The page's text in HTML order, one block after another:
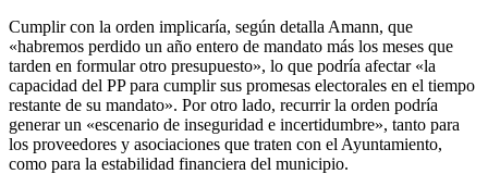
Cumplir con la orden implicaría, según detalla Amann, que
«habremos perdido un año entero de mandato más los meses que
tarden en formular otro presupuesto», lo que podría afectar «la
capacidad del PP para cumplir sus promesas electorales en el tiempo
restante de su mandato». Por otro lado, recurrir la orden podría
generar un «escenario de inseguridad e incertidumbre», tanto para
los proveedores y asociaciones que traten con el Ayuntamiento,
como para la estabilidad financiera del municipio.